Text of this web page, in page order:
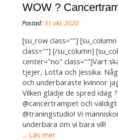
WOW ?
[su_row class=""]
class=""] [/su_column]
center="no" class=""]Vart
tjejer, Lotta och Jessika.
och underbaraste kvinnor
Vilken glädje de spred idag
@cancertrampet och
@traningstudio! Vi
underbara om vi bara vill!
... Läs mer